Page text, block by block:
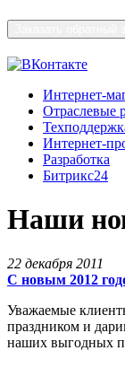
Интернет-
Отраслевые
Интернет-
Разработка
Битрикс24
Наши
22 декабря 2011
С новым 2012
Уважаемые
праздником и
наших выгодных